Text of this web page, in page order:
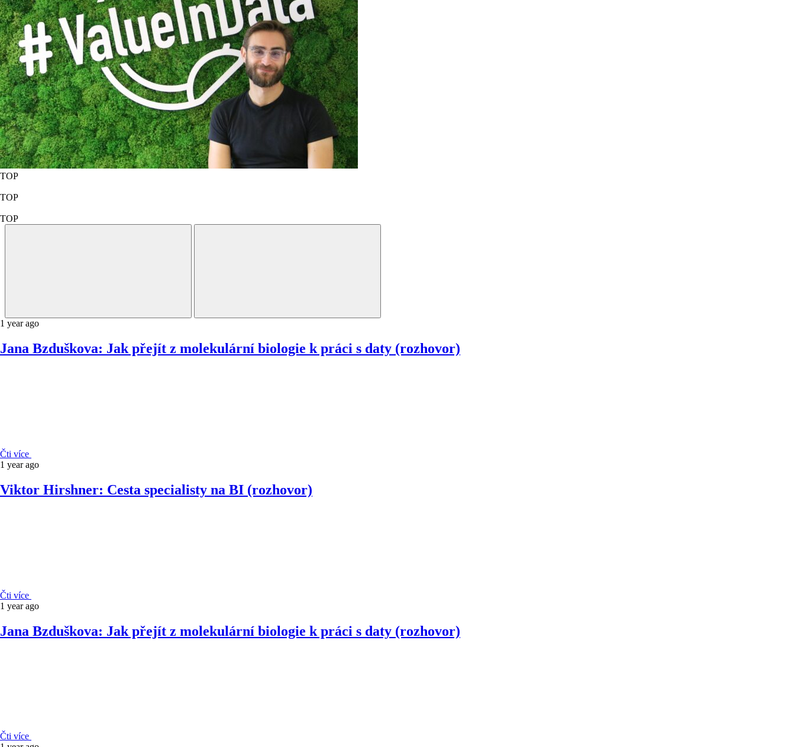
TOP
TOP
TOP
1 year ago
Jana Bzduškova: Jak přejít z molekulární biologie k práci s daty (rozhovor)
Čti více
1 year ago
Viktor Hirshner: Cesta specialisty na BI (rozhovor)
Čti více
1 year ago
Jana Bzduškova: Jak přejít z molekulární biologie k práci s daty (rozhovor)
Čti více